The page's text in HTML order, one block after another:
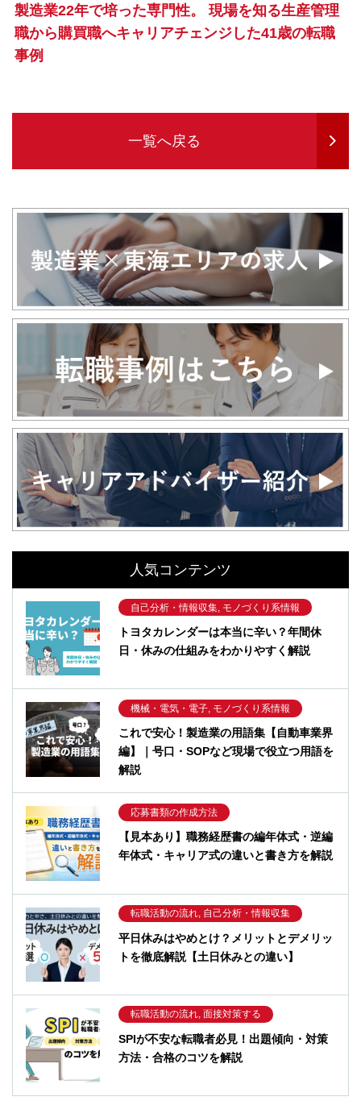
製造業22年で培った専門性。 現場を知る生産管理
職から購買職へキャリアチェンジした41歳の転職
事例
一覧へ戻る
人気コンテンツ
自己分析・情報収集, モノづくり系情報
トヨタカレンダーは本当に辛い？年間休
日・休みの仕組みをわかりやすく解説
機械・電気・電子, モノづくり系情報
これで安心！製造業の用語集【自動車業界
編】｜号口・SOPなど現場で役立つ用語を
解説
応募書類の作成方法
【見本あり】職務経歴書の編年体式・逆編
年体式・キャリア式の違いと書き方を解説
転職活動の流れ, 自己分析・情報収集
平日休みはやめとけ？メリットとデメリッ
トを徹底解説【土日休みとの違い】
転職活動の流れ, 面接対策する
SPIが不安な転職者必見！出題傾向・対策
方法・合格のコツを解説